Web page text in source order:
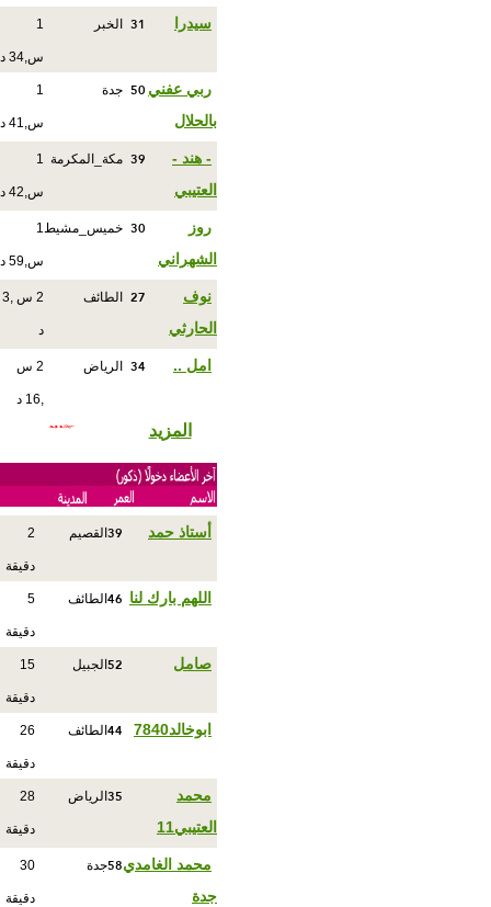
سيدرا 31 الخبر 1
س,34 د
ربي عفني
بالحلال
50 جدة 1
س,41 د
- هند -
العتيبي
39 مكة_المكرمة 1
س,42 د
روز
الشهراني
30 خميس_مشيط1
س,59 د
نوف
الحارثي
27 الطائف 2 س ,3
د
امل .. 34 الرياض 2 س
,16 د
المزيد
أستاذ حمد 39 القصيم 2
دقيقة
اللهم بارك لنا 46 الطائف 5
دقيقة
صامل 52 الجبيل 15
دقيقة
ابوخالد7840 44 الطائف 26
دقيقة
محمد
العتيبي11
35 الرياض 28
دقيقة
محمد الغامدي
جدة
58جدة 30
دقيقة